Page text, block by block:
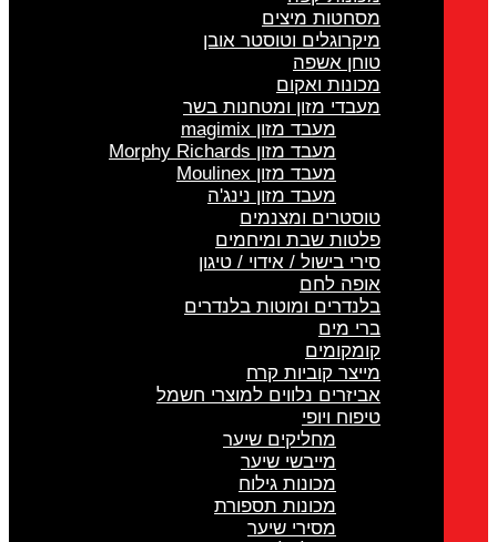
מסחטות מיצים
מיקרוגלים וטוסטר אובן
טוחן אשפה
מכונות ואקום
מעבדי מזון ומטחנות בשר
מעבד מזון magimix
מעבד מזון Morphy Richards
מעבד מזון Moulinex
מעבד מזון נינג'ה
טוסטרים ומצנמים
פלטות שבת ומיחמים
סירי בישול / אידוי / טיגון
אופה לחם
בלנדרים ומוטות בלנדרים
ברי מים
קומקומים
מייצר קוביות קרח
אביזרים נלווים למוצרי חשמל
טיפוח ויופי
מחליקים שיער
מייבשי שיער
מכונות גילוח
מכונות תספורת
מסירי שיער